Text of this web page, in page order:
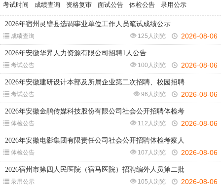
考试时间
成绩查询 资格复审 面试公告 体检公告 录用公示
2026年宿州灵璧县选调事业单位工作人员笔试成绩公示
成绩查询 2026-08-06
125人浏览
2026年安徽华昇人力资源有限公司招聘1人公告
考试公告 2026-08-06
100人浏览
2026年安徽建研设计本部及所属企业第二次招聘、校园招聘
考试公告 2026-08-06
96人浏览
2026年安徽金鹃传媒科技股份有限公司社会公开招聘体检考
体检公告 2026-08-06
112人浏览
2026年安徽电影集团有限责任公司社会公开招聘体检考察人
体检公告 2026-08-06
107人浏览
2026宿州市第四人民医院（宿马医院）招聘编外人员第二批
录用公示 2026-08-06
105人浏览